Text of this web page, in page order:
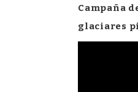
Campaña
glaciares